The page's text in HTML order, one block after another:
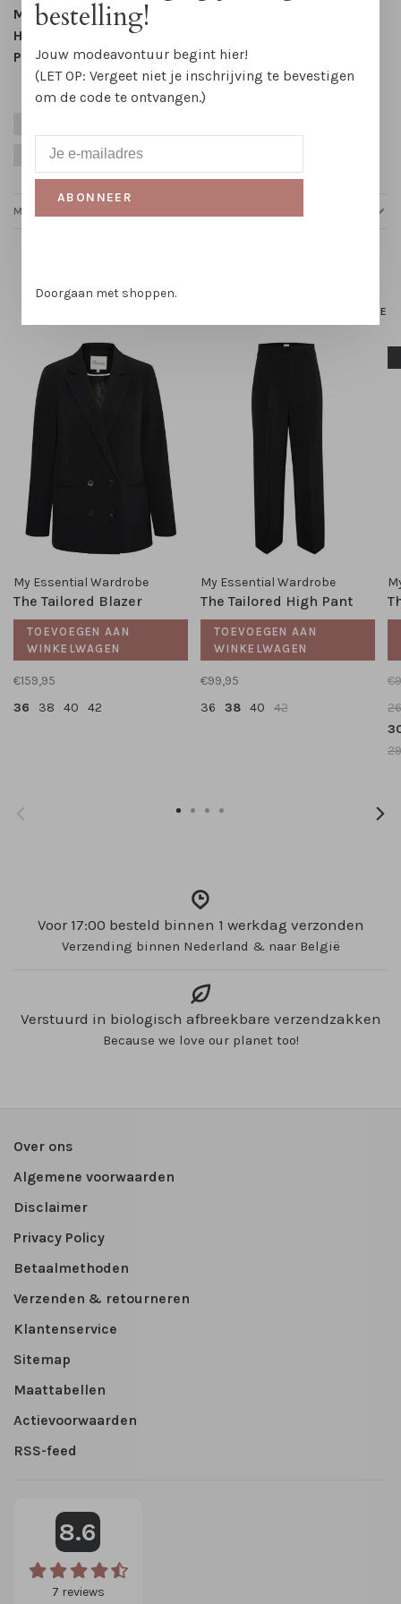
Mouwlengte:
korte mouw
Halslijn:
Ronde hals
Patroon: Effen
Zomer
MAATTABELLEN
Gerelateerde producten
HOMEPAGE
My Essential Wardrobe
The Tailored Blazer
TOEVOEGEN AAN
WINKELWAGEN
€159,95
36
38 40 42
My Essential Wardrobe
The Tailored High Pant
TOEVOEGEN AAN
WINKELWAGEN
€99,95
36
38 40 42
Voor 17:00 besteld binnen 1 werkdag verzonden
Verzending binnen Nederland & naar België
Verstuurd in biologisch afbreekbare verzendzakken
Because we love our planet too!
Over ons
Algemene voorwaarden
Disclaimer
Privacy Policy
Betaalmethoden
Verzenden & retourneren
Klantenservice
Sitemap
Maattabellen
Actievoorwaarden
RSS-feed
8.6
7 reviews
bestelling!
Jouw modeavontuur begint hier!
(LET OP: Vergeet niet je inschrijving te bevestigen
om de code te ontvangen.)
ABONNEER
Doorgaan met shoppen.